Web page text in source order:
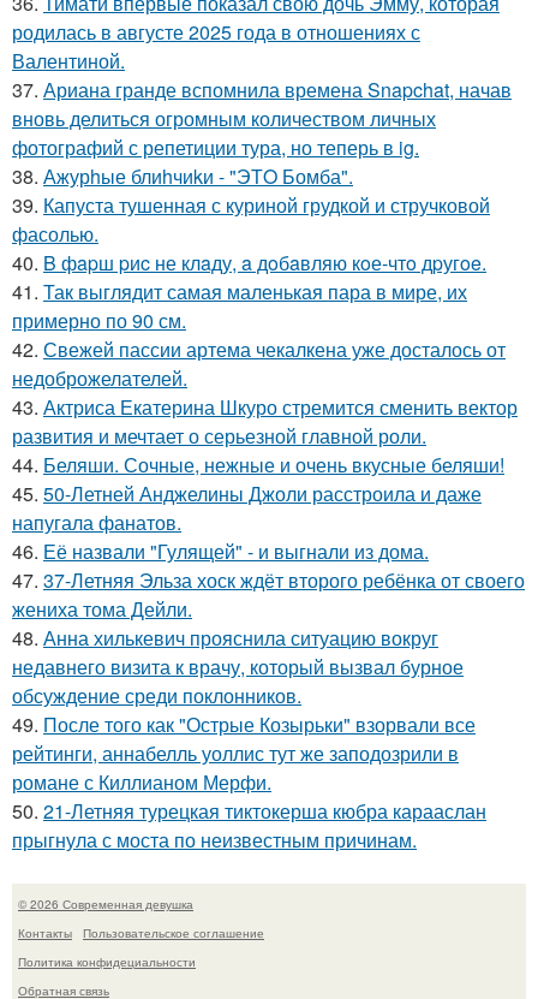
родилась в августе 2025 года в отношениях с
Валентиной.
37. Ариана гранде вспомнила времена Snapchat, начав
вновь делиться огромным количеством личных
фотографий с репетиции тура, но теперь в ig.
38. Ажурhые блиhчиkи - "ЭТO Бомба".
39. Капуста тушенная с куриной грудкой и стручковой
фасолью.
40. B фapш pиc не клaду, a дoбaвляю кoе-чтo дpугoe.
41. Так выглядит самая маленькая пара в мире, их
примерно по 90 см.
42. Свежей пассии артема чекалкена уже досталось от
недоброжелателей.
43. Актриса Екатерина Шкуро стремится сменить вектор
развития и мечтает о серьезной главной роли.
44. Беляши. Сочные, нежные и очень вкусные беляши!
45. 50-Летней Анджелины Джоли расстроила и даже
напугала фанатов.
46. Её назвали "Гулящей" - и выгнали из дома.
47. 37-Летняя Эльза хоск ждёт второго ребёнка от своего
жениха тома Дейли.
48. Анна хилькевич прояснила ситуацию вокруг
недавнего визита к врачу, который вызвал бурное
обсуждение среди поклонников.
49. После того как "Острые Козырьки" взорвали все
рейтинги, аннабелль уоллис тут же заподозрили в
романе с Киллианом Мерфи.
50. 21-Летняя турецкая тиктокерша кюбра карааслан
прыгнула с моста по неизвестным причинам.
© 2026 Современная девушка
Контакты
Пользовательское соглашение
Политика конфидециальности
Обратная связь